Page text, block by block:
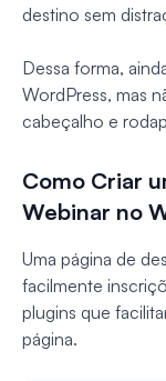
destino sem
Dessa forma,
WordPress, mas
cabeçalho e
Como Criar
Webinar no
Uma página de
facilmente
plugins que
página.